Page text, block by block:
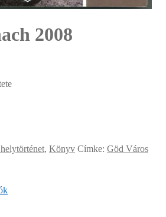
2008
, Könyv Címke: Göd Város